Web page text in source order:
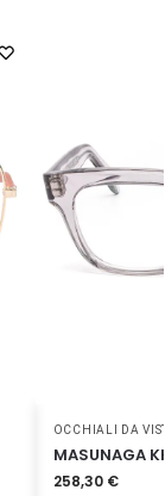
OCCHIALI DA
MASUNAGA
258,30 €